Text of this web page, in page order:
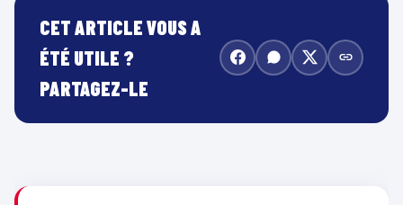
CET ARTICLE VOUS A
ÉTÉ UTILE ?
PARTAGEZ-LE